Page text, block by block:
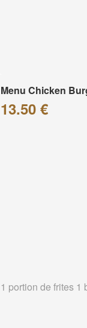
Menu Chicken
13.50 €
1 portion de frites 1